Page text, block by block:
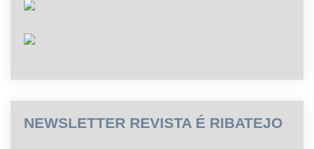
NEWSLETTER REVISTA É RIBATEJO